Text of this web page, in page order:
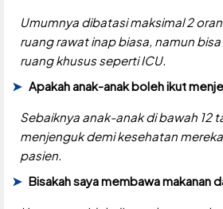
Umumnya dibatasi maksimal 2
ruang rawat inap biasa, namun
ruang khusus seperti ICU.
Apakah anak-anak boleh ikut
Sebaiknya anak-anak di bawah 12
menjenguk demi kesehatan
pasien.
Bisakah saya membawa makanan